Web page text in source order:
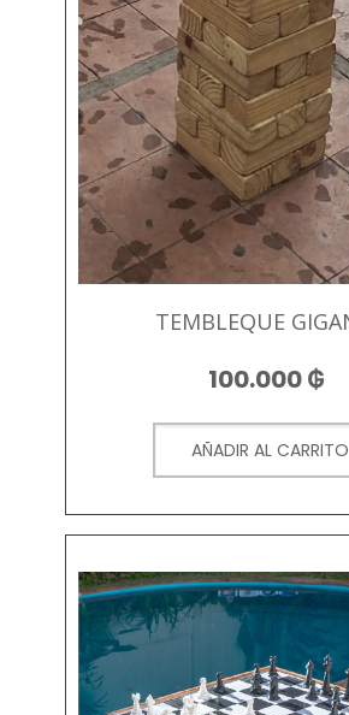
TEMBLEQUE
100.000₲
AÑADIR AL CARRITO